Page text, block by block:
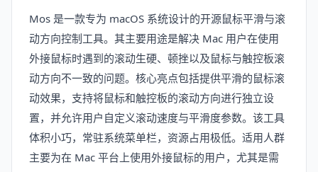
Mos 是一款专为 macOS 系统设计的开源鼠标平滑与滚
动方向控制工具。其主要用途是解决 Mac 用户在使用
外接鼠标时遇到的滚动生硬、顿挫以及鼠标与触控板滚
动方向不一致的问题。核心亮点包括提供平滑的鼠标滚
动效果，支持将鼠标和触控板的滚动方向进行独立设
置，并允许用户自定义滚动速度与平滑度参数。该工具
体积小巧，常驻系统菜单栏，资源占用极低。适用人群
主要为在 Mac 平台上使用外接鼠标的用户，尤其是需